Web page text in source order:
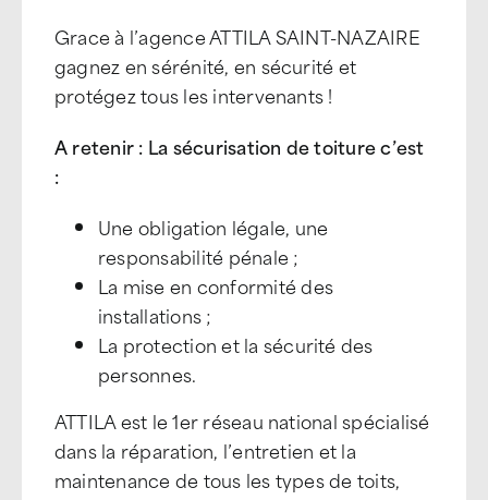
Grace à l’agence ATTILA SAINT-NAZAIRE
gagnez en sérénité, en sécurité et
protégez tous les intervenants !
A retenir : La sécurisation de toiture c’est
:
Une obligation légale, une
responsabilité pénale ;
La mise en conformité des
installations ;
La protection et la sécurité des
personnes.
ATTILA est le 1er réseau national spécialisé
dans la réparation, l’entretien et la
maintenance de tous les types de toits,